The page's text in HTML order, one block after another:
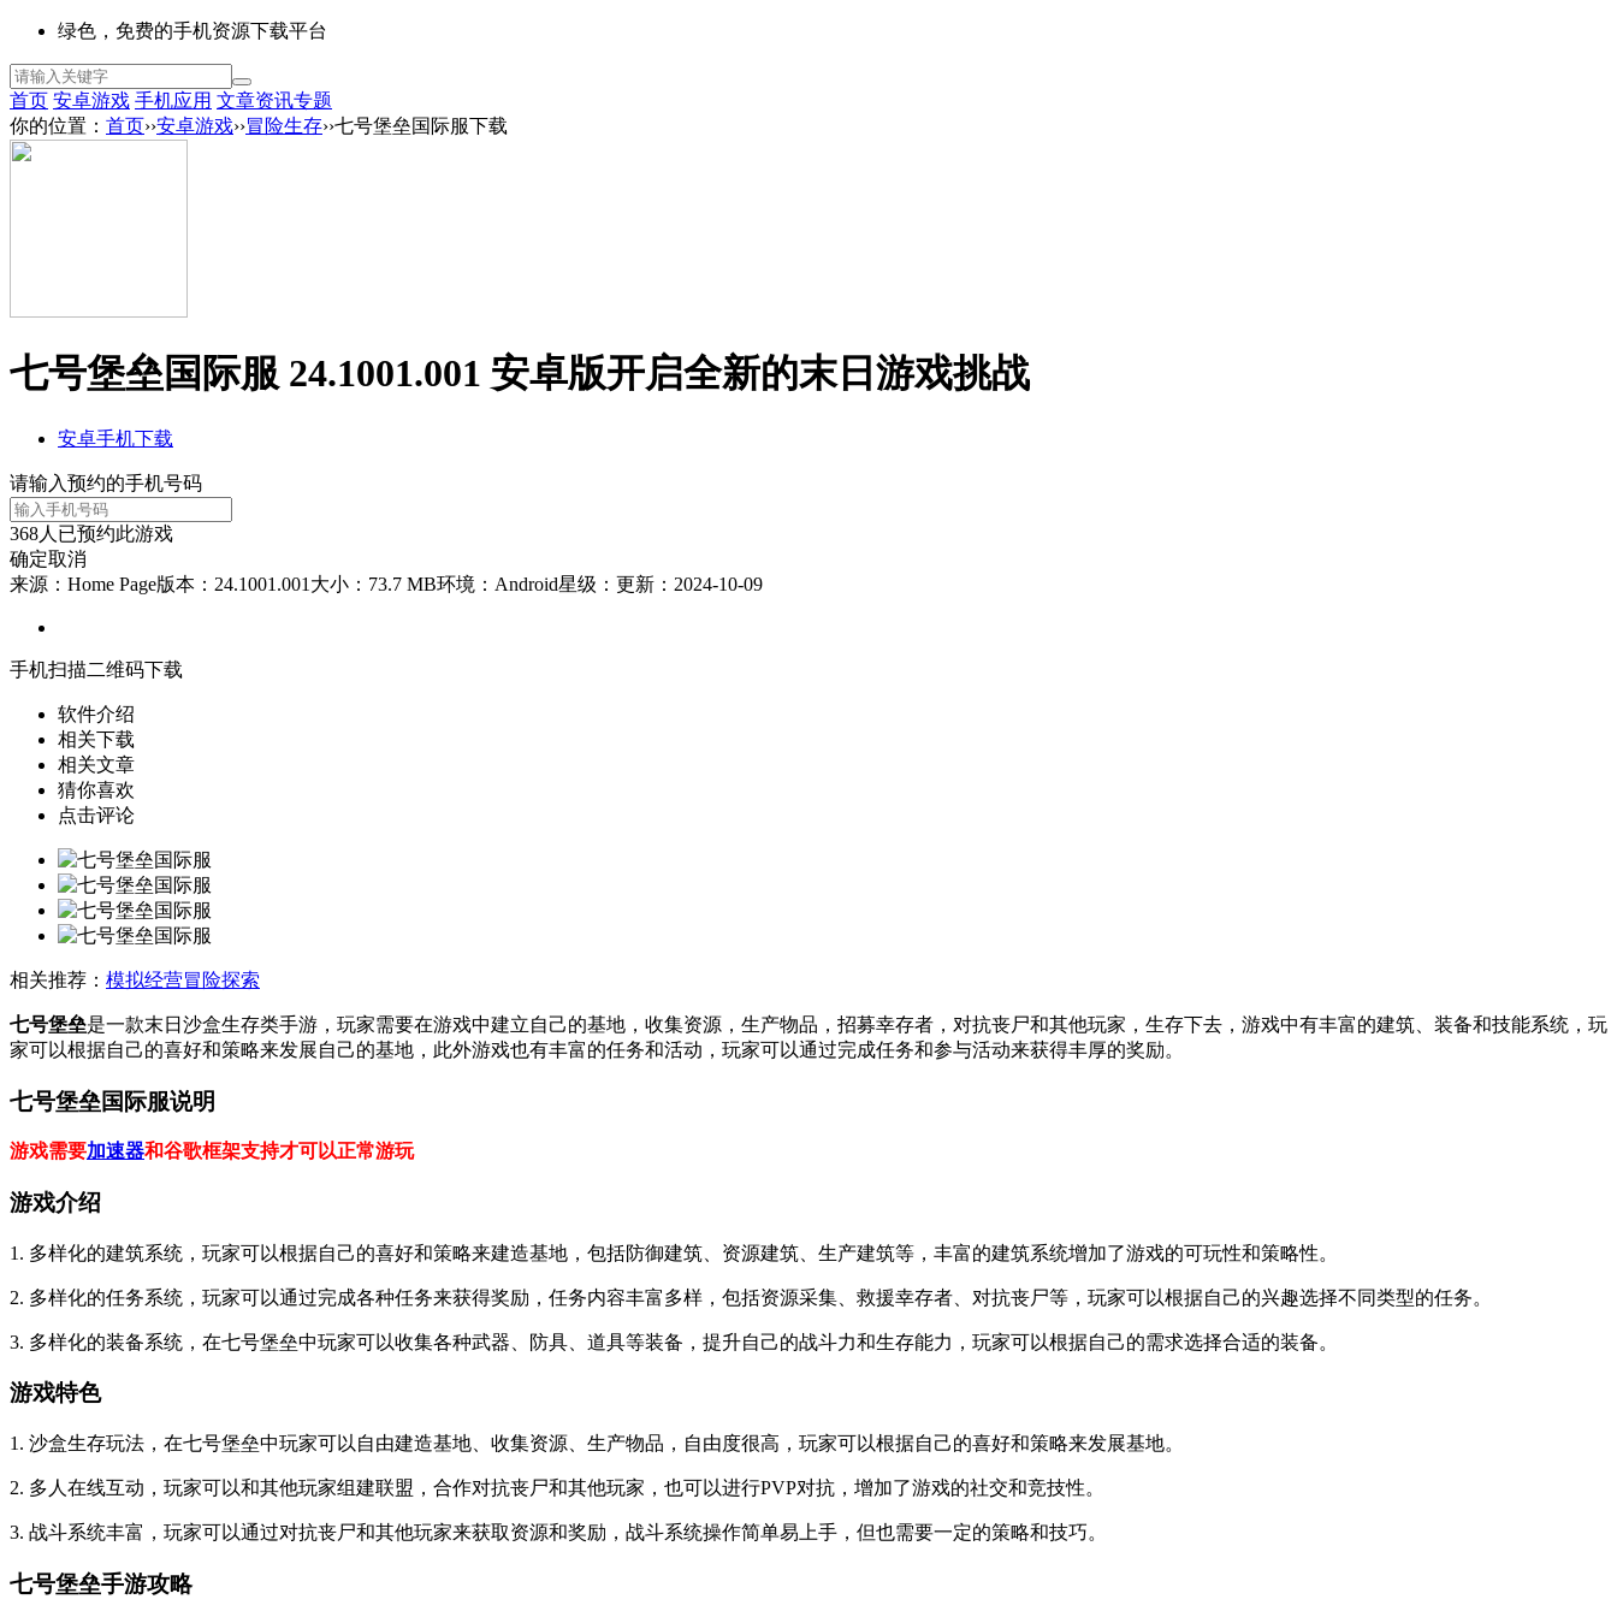
绿色，免费的手机资源下载平台
首页 安卓游戏 手机应用 文章资讯专题
你的位置： 首页››安卓游戏››冒险生存››七号堡垒国际服下载
七号堡垒国际服 24.1001.001 安卓版开启全新的末日游戏挑战
安卓手机下载
请输入预约的手机号码
368人已预约此游戏
确定取消
来源：Home Page版本：24.1001.001 大小：73.7 MB环境：Android星级： 更新：2024-10-09
手机扫描二维码下载
软件介绍
相关下载
相关文章
猜你喜欢
点击评论
相关推荐： 模拟经营冒险探索
七号堡垒是一款末日沙盒生存类手游，玩家需要在游戏中建立自己的基地，收集资源，生产物品，招募幸存者，对抗丧尸和其他玩家，生存下去，游戏中有丰富的建筑、装备和技能系统，玩
家可以根据自己的喜好和策略来发展自己的基地，此外游戏也有丰富的任务和活动，玩家可以通过完成任务和参与活动来获得丰厚的奖励。
七号堡垒国际服说明
游戏需要加速器和谷歌框架支持才可以正常游玩
游戏介绍
1. 多样化的建筑系统，玩家可以根据自己的喜好和策略来建造基地，包括防御建筑、资源建筑、生产建筑等，丰富的建筑系统增加了游戏的可玩性和策略性。
2. 多样化的任务系统，玩家可以通过完成各种任务来获得奖励，任务内容丰富多样，包括资源采集、救援幸存者、对抗丧尸等，玩家可以根据自己的兴趣选择不同类型的任务。
3. 多样化的装备系统，在七号堡垒中玩家可以收集各种武器、防具、道具等装备，提升自己的战斗力和生存能力，玩家可以根据自己的需求选择合适的装备。
游戏特色
1. 沙盒生存玩法，在七号堡垒中玩家可以自由建造基地、收集资源、生产物品，自由度很高，玩家可以根据自己的喜好和策略来发展基地。
2. 多人在线互动，玩家可以和其他玩家组建联盟，合作对抗丧尸和其他玩家，也可以进行PVP对抗，增加了游戏的社交和竞技性。
3. 战斗系统丰富，玩家可以通过对抗丧尸和其他玩家来获取资源和奖励，战斗系统操作简单易上手，但也需要一定的策略和技巧。
七号堡垒手游攻略